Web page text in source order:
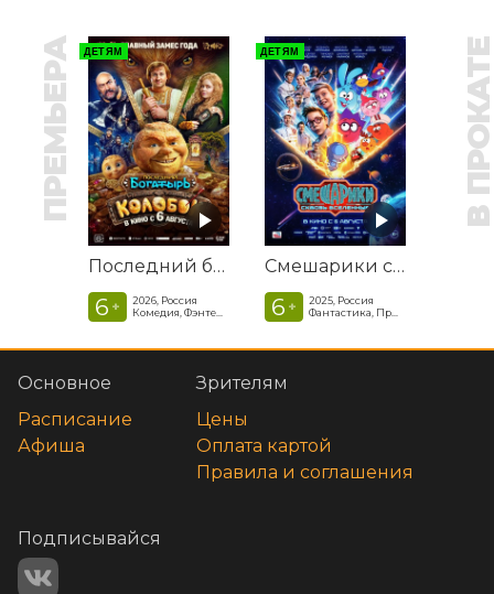
ПРЕМЬЕРА ДЕТЯМ
Последний богатырь. Колобок
6 +
2026, Россия
ДЕТЯМ
Смешарики сквозь вселенные
6 +
2025, Россия
В
Основное
Расписание
Афиша
Зрителям
Цены
Оплата картой
Правила и соглашения
Подписывайся